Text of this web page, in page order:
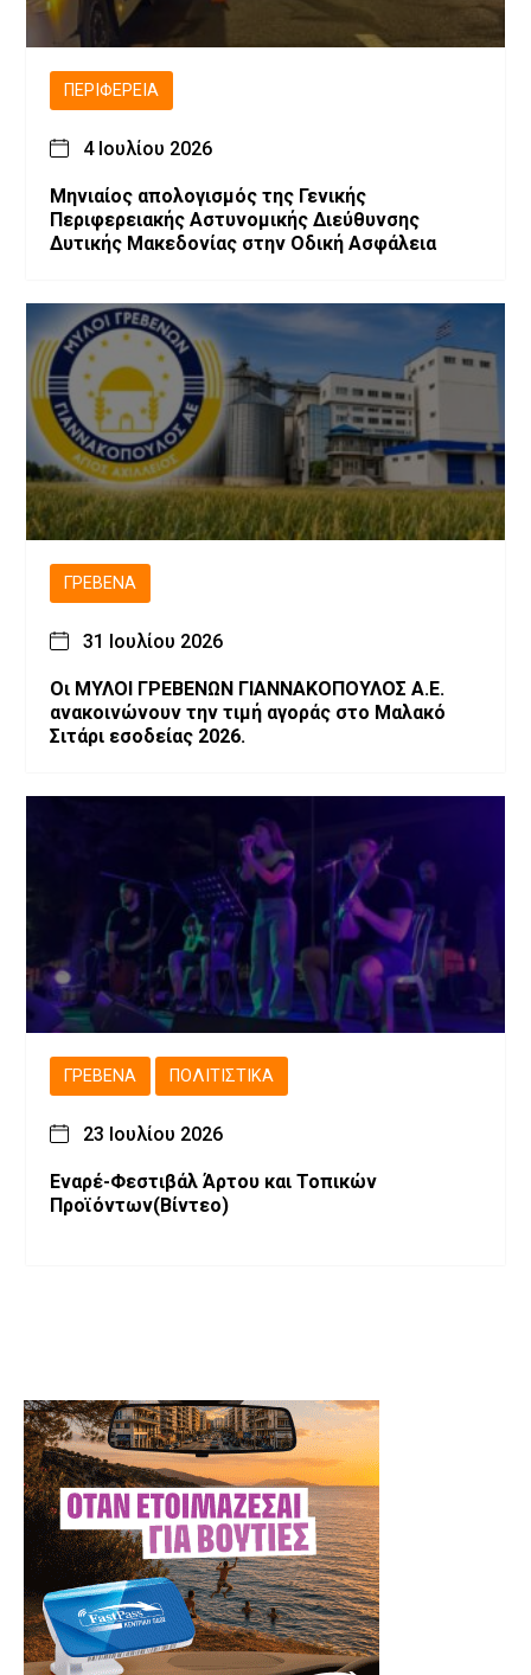
ΠΕΡΙΦΈΡΕΙΑ
4 Ιουλίου 2026
Μηνιαίος απολογισμός της Γενικής
Περιφερειακής Αστυνομικής Διεύθυνσης
Δυτικής Μακεδονίας στην Οδική Ασφάλεια
ΓΡΕΒΕΝΆ
31 Ιουλίου 2026
Οι ΜΥΛΟΙ ΓΡΕΒΕΝΩΝ ΓΙΑΝΝΑΚΟΠΟΥΛΟΣ Α.Ε.
ανακοινώνουν την τιμή αγοράς στο Μαλακό
Σιτάρι εσοδείας 2026.
ΓΡΕΒΕΝΆ ΠΟΛΙΤΙΣΤΙΚΆ
23 Ιουλίου 2026
Εναρέ-Φεστιβάλ Άρτου και Τοπικών
Προϊόντων(Βίντεο)